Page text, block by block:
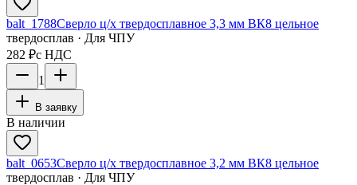
balt_1788Сверло ц/х твердосплавное 3,3 мм ВК8 цельное
твердосплав · Для ЧПУ
282 ₽с НДС
1
В заявку
В наличии
balt_0653Сверло ц/х твердосплавное 3,2 мм ВК8 цельное
твердосплав · Для ЧПУ